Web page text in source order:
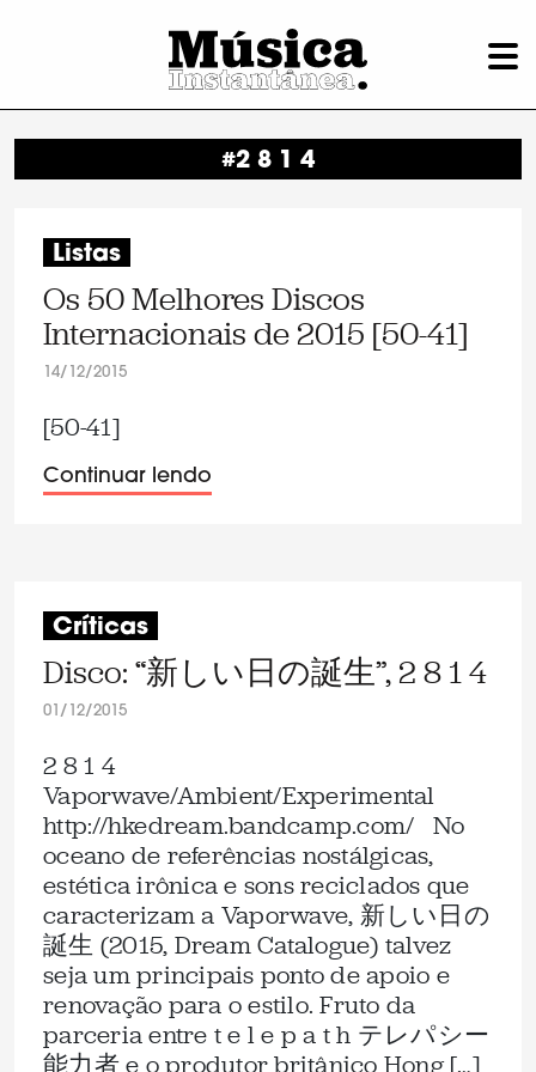
#2 8 1 4
Listas
Os 50 Melhores Discos
Internacionais de 2015 [50-41]
14/12/2015
[50-41]
Continuar lendo
Críticas
Disco: “新しい日の誕生”, 2 8 1 4
01/12/2015
2 8 1 4
Vaporwave/Ambient/Experimental
http://hkedream.bandcamp.com/ No
oceano de referências nostálgicas,
estética irônica e sons reciclados que
caracterizam a Vaporwave, 新しい日の
誕生 (2015, Dream Catalogue) talvez
seja um principais ponto de apoio e
renovação para o estilo. Fruto da
parceria entre t e l e p a t h テレパシー
能力者 e o produtor britânico Hong […]